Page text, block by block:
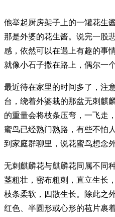
他举起厨房架子上的一罐花生
那是外婆的花生酱。说完一股
感，依然可以在遇上有趣的事
就像小石子撒在路上，偶尔一
最近待在家里的时间多了，注
台，绕着外婆栽的那盆无刺麒
的重量会将枝条压弯，一飞走
蜜鸟已经熟门熟路，有些不怕
到家庭群聊里，说花蜜鸟想念
无刺麒麟花与麒麟花同属不同
茎粗壮，密布粗刺，直立生长
枝条柔软，四散生长。除此之
红色、半圆形或心形的苞片裹